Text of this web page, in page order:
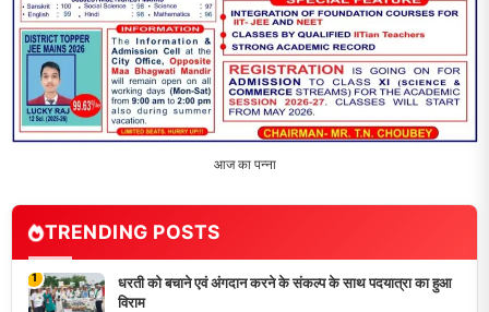
आज का पन्ना
TRENDING POSTS
1
धरती को बचाने एवं अंगदान करने के संकल्प के साथ पदयात्रा का हुआ
विराम